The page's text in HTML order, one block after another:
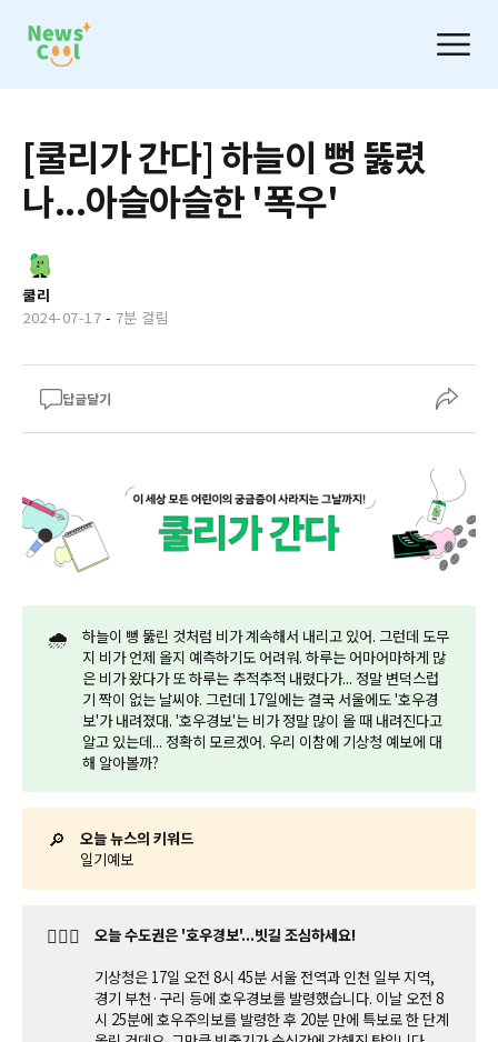
[쿨리가 간다] 하늘이 뻥 뚫렸
나...아슬아슬한 '폭우'
쿨리
2024-07-17 - 7분 걸림
답글달기
🌧️
하늘이 뻥 뚫린 것처럼 비가 계속해서 내리고 있어. 그런데 도무
지 비가 언제 올지 예측하기도 어려워. 하루는 어마어마하게 많
은 비가 왔다가 또 하루는 추적추적 내렸다가... 정말 변덕스럽
기 짝이 없는 날씨야. 그런데 17일에는 결국 서울에도 '호우경
보'가 내려졌대. '호우경보'는 비가 정말 많이 올 때 내려진다고
알고 있는데... 정확히 모르겠어. 우리 이참에 기상청 예보에 대
해 알아볼까?
🔎
오늘 뉴스의 키워드
일기예보
🤷🏼‍♂️
오늘 수도권은 '호우경보'...빗길 조심하세요!
기상청은 17일 오전 8시 45분 서울 전역과 인천 일부 지역,
경기 부천·구리 등에 호우경보를 발령했습니다. 이날 오전 8
시 25분에 호우주의보를 발령한 후 20분 만에 특보로 한 단계